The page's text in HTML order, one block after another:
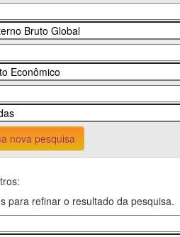
nova pesquisa
para refinar o resultado da pesquisa.